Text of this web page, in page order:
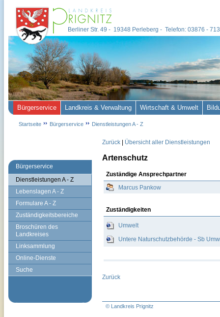
Bürgerservice
Dienstleistungen A - Z
Lebenslagen A - Z
Formulare A - Z
Zuständigkeitsbereiche
Broschüren des
Landkreises
Linksammlung
Online-Dienste
Suche
Zurück Übersicht aller Dienstleistungen
Artenschutz
Zuständige Ansprechpartner
Marcus Pankow
Zuständigkeiten
Umwelt
Untere Naturschutzbehörde - Sb
Zurück
© Landkreis Prignitz
Berliner Str. 49 - 19348 Perleberg - Telefon: 03876 -
Bürgerservice Landkreis & Verwaltung Wirtschaft & Umwelt
Startseite Bürgerservice Dienstleistungen A - Z